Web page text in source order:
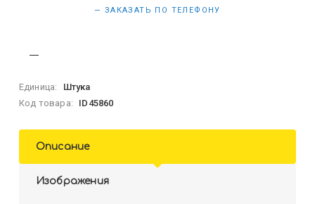
— ЗАКАЗАТЬ ПО ТЕЛЕФОНУ
Единица:
Штука
Код товара:
ID45860
Описание
Изображения